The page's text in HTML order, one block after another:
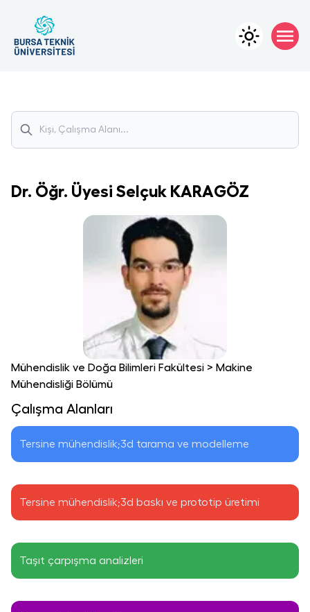
Dr. Öğr. Üyesi Selçuk KARAGÖZ
Mühendislik ve Doğa Bilimleri Fakültesi > Makine
Mühendisliği Bölümü
Çalışma Alanları
Tersine mühendislik;3d tarama ve modelleme
Tersine mühendislik;3d baskı ve prototip üretimi
Taşıt çarpışma analizleri